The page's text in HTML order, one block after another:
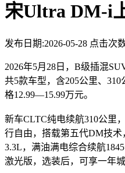
宋Ultra DM-i
发布日期:2026-05-28 点击次
2026年5月28日，B级插混
共5款车型，含205公里、
格12.99—15.99万元。
新车CLTC纯电续航310公里
行自由，搭载第五代DM技
3.3L，满油满电综合续航
激光版，选装后，可享一年城